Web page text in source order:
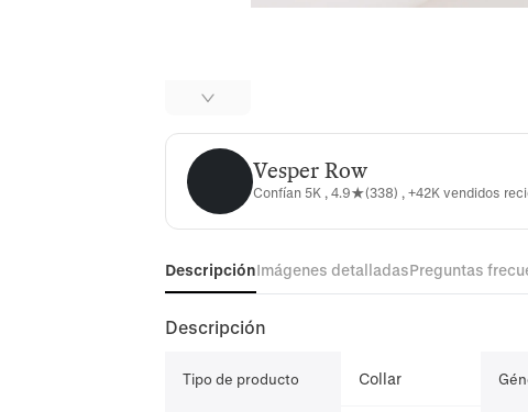
Vesper RowVesper Row
Confían 5K , 4.9★(338) , +42K vendidos
DescripciónImágenes detalladasPreguntas
Descripción
Tipo de producto Collar